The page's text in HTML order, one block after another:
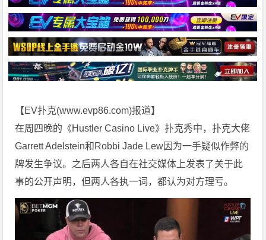
【EV扑克(www.evp86.com)报道】
在周四晚的《Hustler Casino Live》扑克秀中，扑克大佬
Garrett Adelstein和Robbi Jade Lew因为一手疑似作弊的
牌发生争议。之后两人各自在社交媒体上发表了关于此
事的公开声明，但两人各执一词，都认为对方理亏。